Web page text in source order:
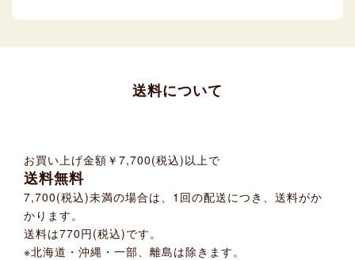
送料について
お買い上げ金額 ￥7,700(税込)以上で
送料無料
7,700(税込)未満の場合は、1回の配送につき、送料がか
かります。
送料は770円(税込)です。
※北海道・沖縄・一部、離島は除きます。